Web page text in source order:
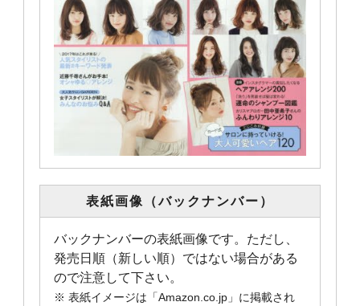
表紙画像（バックナンバー）
バックナンバーの表紙画像です。ただし、
発売日順（新しい順）ではない場合がある
ので注意して下さい。
※ 表紙イメージは「Amazon.co.jp」に掲載され